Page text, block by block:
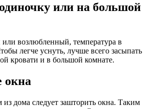
или на большой
или возлюбленный, температура в
легче уснуть, лучше всего засыпать
кровати и в большой комнате.
окна
дома следует зашторить окна. Таким